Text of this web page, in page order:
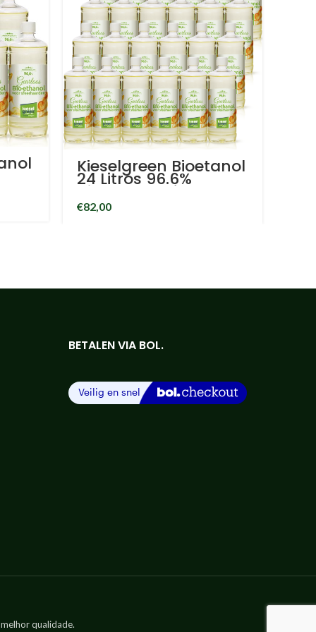
Kieselgreen Bioetanol
24 Litros 96.6%
biocombustível em
garrafa de litro
bioetanol para
€82,00
BETALEN VIA BOL.
qualidade.